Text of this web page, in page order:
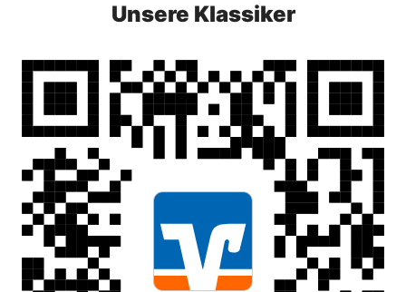
Unsere Klassiker